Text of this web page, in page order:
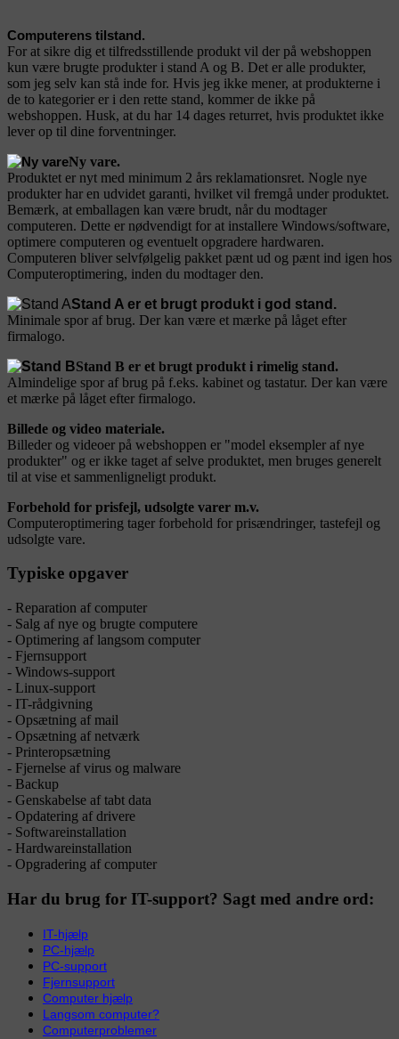
Computerens tilstand.
For at sikre dig et tilfredsstillende produkt vil der på webshoppen
kun være brugte produkter i stand A og B. Det er alle produkter,
som jeg selv kan stå inde for. Hvis jeg ikke mener, at produkterne i
de to kategorier er i den rette stand, kommer de ikke på
webshoppen. Husk, at du har 14 dages returret, hvis produktet ikke
lever op til dine forventninger.
Ny vare.
Produktet er nyt med minimum 2 års reklamationsret. Nogle nye
produkter har en udvidet garanti, hvilket vil fremgå under produktet.
Bemærk, at emballagen kan være brudt, når du modtager
computeren. Dette er nødvendigt for at installere Windows/software,
optimere computeren og eventuelt opgradere hardwaren.
Computeren bliver selvfølgelig pakket pænt ud og pænt ind igen hos
Computeroptimering, inden du modtager den.
Stand A er et brugt produkt i god stand.
Minimale spor af brug. Der kan være et mærke på låget efter
firmalogo.
Stand B er et brugt produkt i rimelig stand.
Almindelige spor af brug på f.eks. kabinet og tastatur. Der kan være
et mærke på låget efter firmalogo.
Billede og video materiale.
Billeder og videoer på webshoppen er "model eksempler af nye
produkter" og er ikke taget af selve produktet, men bruges generelt
til at vise et sammenligneligt produkt.
Forbehold for prisfejl, udsolgte varer m.v.
Computeroptimering tager forbehold for prisændringer, tastefejl og
udsolgte vare.
Typiske opgaver
- Reparation af computer
- Salg af nye og brugte computere
- Optimering af langsom computer
- Fjernsupport
- Windows-support
- Linux-support
- IT-rådgivning
- Opsætning af mail
- Opsætning af netværk
- Printeropsætning
- Fjernelse af virus og malware
- Backup
- Genskabelse af tabt data
- Opdatering af drivere
- Softwareinstallation
- Hardwareinstallation
- Opgradering af computer
Har du brug for IT-support? Sagt med andre ord:
IT-hjælp
PC-hjælp
PC-support
Fjernsupport
Computer hjælp
Langsom computer?
Computerproblemer